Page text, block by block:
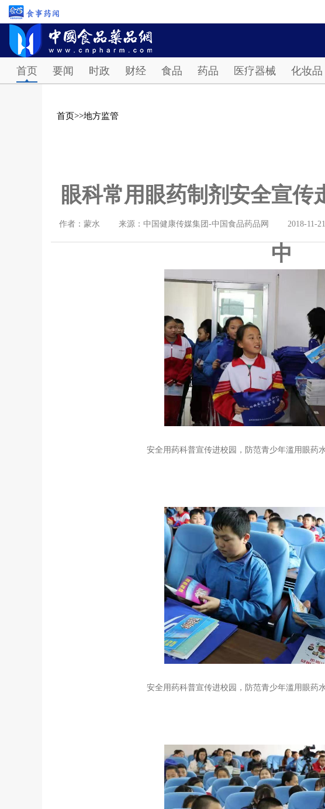
首页 要闻 时政 财经 食品 药品 医疗器械 化妆品
首页>>地方监管
眼科常用眼药制剂安全宣传
中
作者：蒙水 来源：中国健康传媒集团-中国食品药品网 2018-11-21
安全用药科普宣传进校园，防范青少年滥用眼药
安全用药科普宣传进校园，防范青少年滥用眼药